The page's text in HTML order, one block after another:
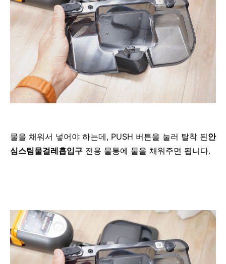
물을 채워서 넣어야 하는데, PUSH 버튼을 눌러 탈착 된안
심스팀물걸레흡입구 전용 물통에 물을 채워주면 됩니다.